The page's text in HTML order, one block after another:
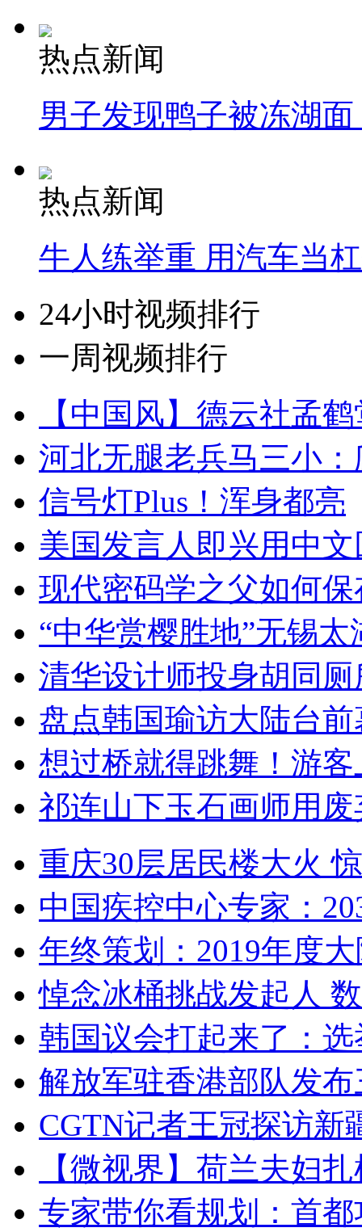
热点新闻
男子发现鸭子被冻湖
热点新闻
牛人练举重 用汽车当
24小时视频排行
一周视频排行
【中国风】德云社孟
河北无腿老兵马三小
信号灯Plus！浑身都亮
美国发言人即兴用中
现代密码学之父如何
“中华赏樱胜地”无锡
清华设计师投身胡同
盘点韩国瑜访大陆台
想过桥就得跳舞！游客
祁连山下玉石画师用
重庆30层居民楼大火
中国疾控中心专家：
年终策划：2019年度
悼念冰桶挑战发起人
韩国议会打起来了：
解放军驻香港部队发
CGTN记者王冠探访新
【微视界】荷兰夫妇
专家带你看规划：首